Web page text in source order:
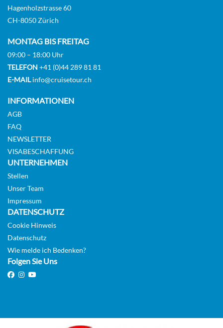
Hagenholzstrasse 60
CH-8050 Zürich
MONTAG BIS FREITAG
09:00 – 18:00 Uhr
TELEFON +41 (0)44 289 81 81
E-MAILinfo@cruisetour.ch
INFORMATIONEN
AGB
FAQ
NEWSLETTER
VISABESCHAFFUNG
UNTERNEHMEN
Stellen
Unser Team
Impressum
DATENSCHUTZ
Cookie Hinweis
Datenschutz
Wie melde ich Bedenken?
Folgen Sie Uns